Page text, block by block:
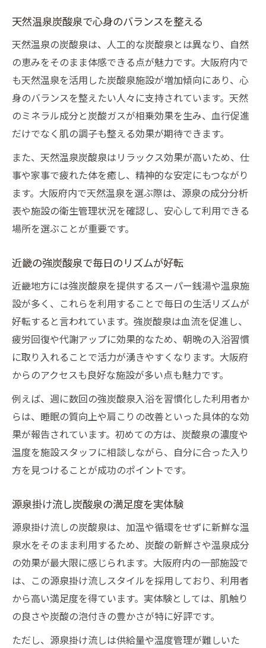
天然温泉炭酸泉で心身のバランスを整える
天然温泉の炭酸泉は、人工的な炭酸泉とは異なり、自然
の恵みをそのまま体感できる点が魅力です。大阪府内で
も天然温泉を活用した炭酸泉施設が増加傾向にあり、心
身のバランスを整えたい人々に支持されています。天然
のミネラル成分と炭酸ガスが相乗効果を生み、血行促進
だけでなく肌の調子も整える効果が期待できます。
また、天然温泉炭酸泉はリラックス効果が高いため、仕
事や家事で疲れた体を癒し、精神的な安定にもつながり
ます。大阪府内で天然温泉を選ぶ際は、源泉の成分分析
表や施設の衛生管理状況を確認し、安心して利用できる
場所を選ぶことが重要です。
近畿の強炭酸泉で毎日のリズムが好転
近畿地方には強炭酸泉を提供するスーパー銭湯や温泉施
設が多く、これらを利用することで毎日の生活リズムが
好転すると言われています。強炭酸泉は血流を促進し、
疲労回復や代謝アップに効果的なため、朝晩の入浴習慣
に取り入れることで活力が湧きやすくなります。大阪府
からのアクセスも良好な施設が多い点も魅力です。
例えば、週に数回の強炭酸泉入浴を習慣化した利用者か
らは、睡眠の質向上や肩こりの改善といった具体的な効
果が報告されています。初めての方は、炭酸泉の濃度や
温度を施設スタッフに相談しながら、自分に合った入り
方を見つけることが成功のポイントです。
源泉掛け流し炭酸泉の満足度を実体験
源泉掛け流しの炭酸泉は、加温や循環をせずに新鮮な温
泉水をそのまま利用するため、炭酸の新鮮さや温泉成分
の効果が最大限に感じられます。大阪府内の一部施設で
は、この源泉掛け流しスタイルを採用しており、利用者
から高い満足度を得ています。実体験としては、肌触り
の良さや炭酸の泡付きの豊かさが特に好評です。
ただし、源泉掛け流しは供給量や温度管理が難しいた